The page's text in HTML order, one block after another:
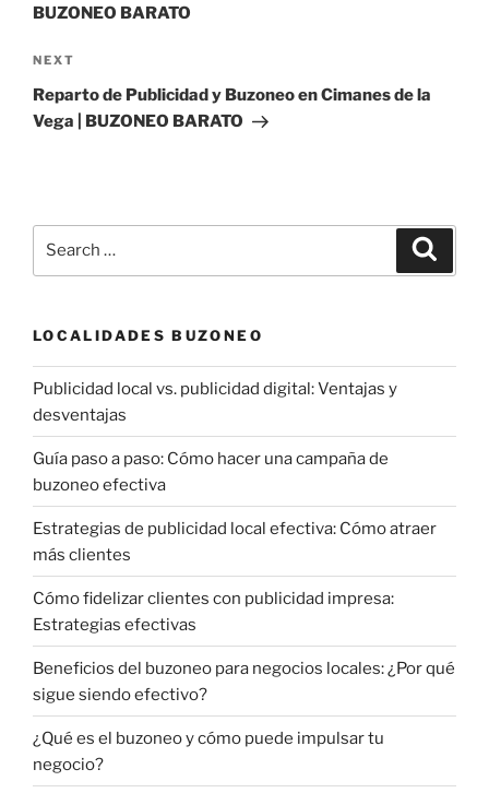
BUZONEO BARATO
Next
Post
NEXT
Reparto de Publicidad y Buzoneo en Cimanes de la
Vega | BUZONEO BARATO
LOCALIDADES BUZONEO
Publicidad local vs. publicidad digital: Ventajas y
desventajas
Guía paso a paso: Cómo hacer una campaña de
buzoneo efectiva
Estrategias de publicidad local efectiva: Cómo atraer
más clientes
Cómo fidelizar clientes con publicidad impresa:
Estrategias efectivas
Beneficios del buzoneo para negocios locales: ¿Por qué
sigue siendo efectivo?
¿Qué es el buzoneo y cómo puede impulsar tu
negocio?